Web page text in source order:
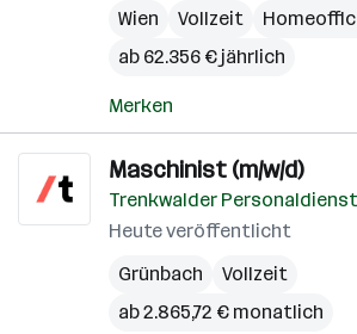
Wien
Vollzeit
ab 62.356 € jährlich
Merken
Maschinist (m/w/d)
Trenkwalder
Heute veröffentlicht
Grünbach
Vollzeit
ab 2.865,72 € monatlich